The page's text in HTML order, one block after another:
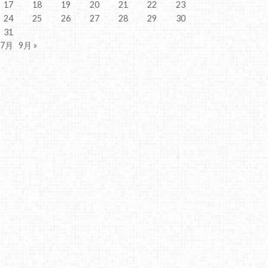
17 18 19 20 21 22
23
24
25 26 27 28 29
30
31
月
9月 »